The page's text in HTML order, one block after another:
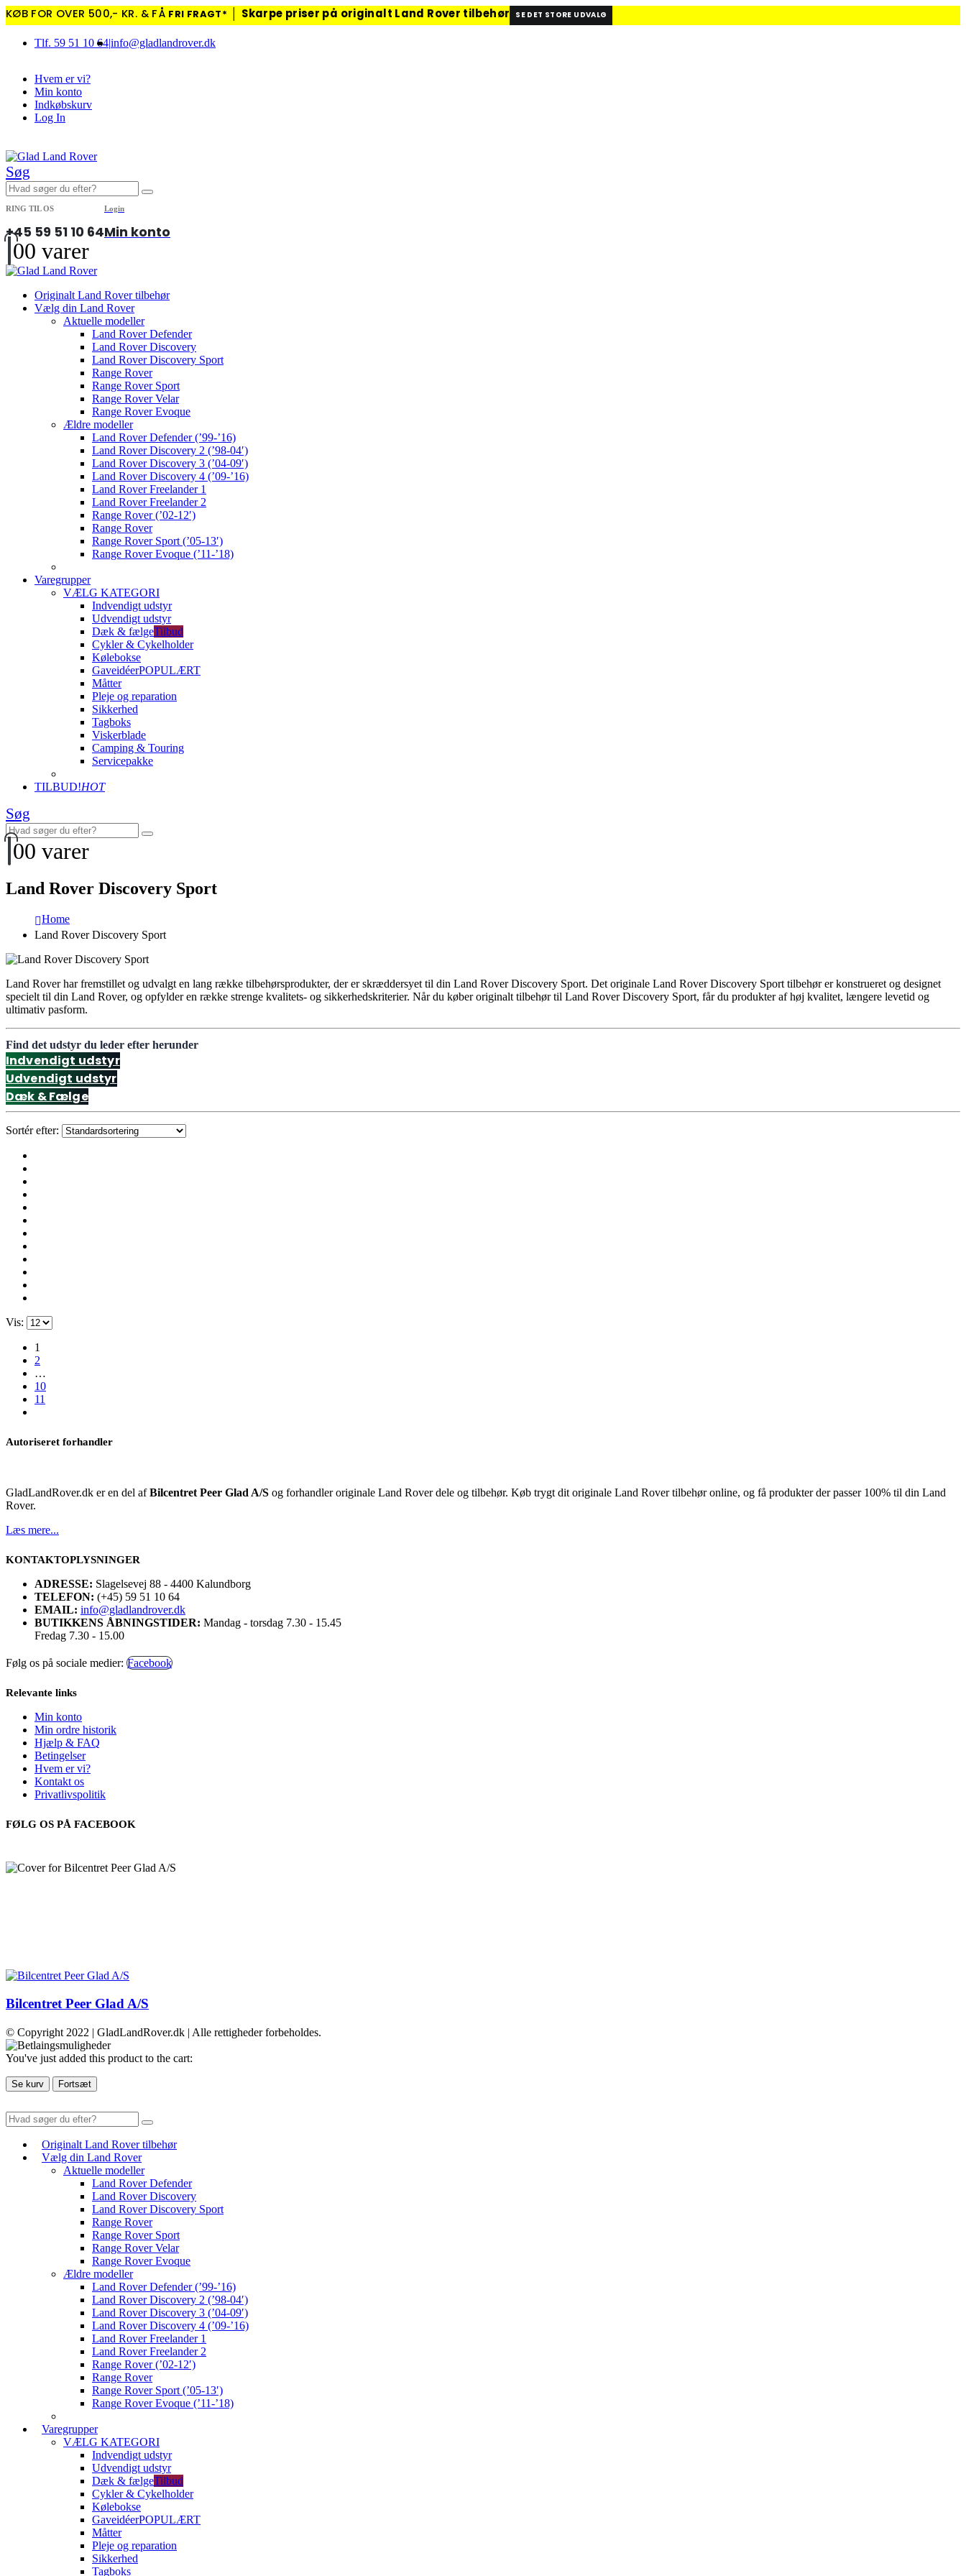
KØB FOR OVER 500,- KR. & FÅ FRI FRAGT* Skarpe priser på originalt Land Rover tilbehør SE DET STORE UDVALG
Tlf. 59 51 10 64|info@gladlandrover.dk
Hvem er vi?
Min konto
Indkøbskurv
Log In
Søg
RING TIL OS
+45 59 51 10 64
Login
Min konto
00 varer
Originalt Land Rover tilbehør
Vælg din Land Rover
Aktuelle modeller
Land Rover Defender
Land Rover Discovery
Land Rover Discovery Sport
Range Rover
Range Rover Sport
Range Rover Velar
Range Rover Evoque
Ældre modeller
Land Rover Defender (’99-’16)
Land Rover Discovery 2 (’98-04′)
Land Rover Discovery 3 (’04-09′)
Land Rover Discovery 4 (’09-’16)
Land Rover Freelander 1
Land Rover Freelander 2
Range Rover (’02-12′)
Range Rover
Range Rover Sport (’05-13′)
Range Rover Evoque (’11-’18)
Varegrupper
VÆLG KATEGORI
Indvendigt udstyr
Udvendigt udstyr
Dæk & fælgeTilbud
Cykler & Cykelholder
Kølebokse
GaveidéerPOPULÆRT
Måtter
Pleje og reparation
Sikkerhed
Tagboks
Viskerblade
Camping & Touring
Servicepakke
TILBUD!HOT
Søg
00 varer
Land Rover Discovery Sport
Home
Land Rover Discovery Sport
Land Rover har fremstillet og udvalgt en lang række tilbehørsprodukter, der er skræddersyet til din Land Rover Discovery Sport. Det originale Land Rover Discovery Sport tilbehør er konstrueret og designet
specielt til din Land Rover, og opfylder en række strenge kvalitets- og sikkerhedskriterier. Når du køber originalt tilbehør til Land Rover Discovery Sport, får du produkter af høj kvalitet, længere levetid og
ultimativ pasform.
Find det udstyr du leder efter herunder
Indvendigt udstyr
Udvendigt udstyr
Dæk & Fælge
Sortér efter:
Vis:
1
2
…
10
11
Autoriseret forhandler
GladLandRover.dk er en del afBilcentret Peer Glad A/S og forhandler originale Land Rover dele og tilbehør. Køb trygt dit originale Land Rover tilbehør online, og få produkter der passer 100% til din Land
Rover.
Læs mere...
KONTAKTOPLYSNINGER
ADRESSE: Slagelsevej 88 - 4400 Kalundborg
TELEFON: (+45) 59 51 10 64
EMAIL: info@gladlandrover.dk
BUTIKKENS ÅBNINGSTIDER: Mandag - torsdag 7.30 - 15.45
Fredag 7.30 - 15.00
Følg os på sociale medier: Facebook
Relevante links
Min konto
Min ordre historik
Hjælp & FAQ
Betingelser
Hvem er vi?
Kontakt os
Privatlivspolitik
FØLG OS PÅ FACEBOOK
Bilcentret Peer Glad A/S
© Copyright 2022 | GladLandRover.dk | Alle rettigheder forbeholdes.
You've just added this product to the cart:
Se kurv Fortsæt
Originalt Land Rover tilbehør
Vælg din Land Rover
Aktuelle modeller
Land Rover Defender
Land Rover Discovery
Land Rover Discovery Sport
Range Rover
Range Rover Sport
Range Rover Velar
Range Rover Evoque
Ældre modeller
Land Rover Defender (’99-’16)
Land Rover Discovery 2 (’98-04′)
Land Rover Discovery 3 (’04-09′)
Land Rover Discovery 4 (’09-’16)
Land Rover Freelander 1
Land Rover Freelander 2
Range Rover (’02-12′)
Range Rover
Range Rover Sport (’05-13′)
Range Rover Evoque (’11-’18)
Varegrupper
VÆLG KATEGORI
Indvendigt udstyr
Udvendigt udstyr
Dæk & fælgeTilbud
Cykler & Cykelholder
Kølebokse
GaveidéerPOPULÆRT
Måtter
Pleje og reparation
Sikkerhed
Tagboks